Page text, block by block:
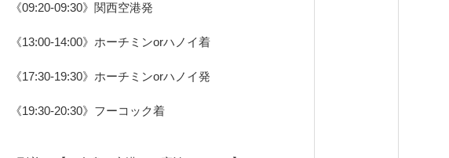
《09:20-09:30》関西空港発
《13:00-14:00》ホーチミンorハノイ着
《17:30-19:30》ホーチミンorハノイ発
《19:30-20:30》フーコック着